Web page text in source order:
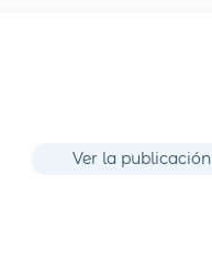
Ver la publicación